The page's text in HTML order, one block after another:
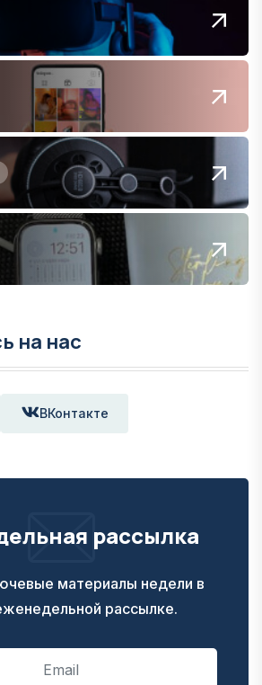
на нас
ВКонтакте
рассылка
материалы недели в
рассылке.